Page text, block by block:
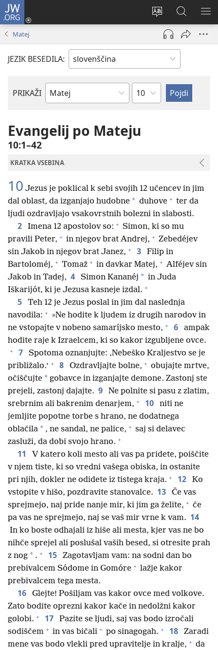
JW.ORG
Spremeni
jezik
spletnega
mesta
Prijava
(odpre
okno)
Iskanje
po
JW.ORG
Matej
JEZIK BESEDILA:
PRIKAŽI
Po
knjigi
Poglavje
Evangelij po Mateju
10:1–42
KRATKA VSEBINA
10 Jezus je poklical k sebi svojih 12 učencev in jim
dal oblast, da izganjajo hudobne * duhove + ter da
ljudi ozdravljajo vsakovrstnih bolezni in slabosti.
2 Imena 12 apostolov so: + Simon, ki so mu
pravili Peter, + in njegov brat Andrej, + Zebedéjev
sin Jakob in njegov brat Janez, + 3
Filip in
Bartoloméj, + Tomaž + in davkar Matej, + Alféjev sin
Jakob in Tadej, 4 Simon Kananéj * in Juda
Iškarijót, ki je Jezusa kasneje izdal. +
5
Teh 12 je Jezus poslal in jim dal naslednja
navodila: + »Ne hodite k ljudem iz drugih narodov in
ne vstopajte v nobeno samaríjsko mesto, + 6
ampak
hodite raje k Izraelcem, ki so kakor izgubljene ovce.
+ 7
Spotoma oznanjujte: ‚Nebeško Kraljestvo se je
približalo.‘ + 8 Ozdravljajte bolne, + obujajte mrtve,
očiščujte * gobavce in izganjajte demone. Zastonj ste
prejeli, zastonj dajajte. 9
Ne polnite si pasu z zlatim,
srebrnim ali bakrenim denarjem, + 10
niti ne
jemljite popotne torbe s hrano, ne dodatnega
oblačila * , ne sandal, ne palice, + saj si delavec
zasluži, da dobi svojo hrano. +
11
V katero koli mesto ali vas pa pridete, poiščite
v njem tiste, ki so vredni vašega obiska, in ostanite
pri njih, dokler ne odidete iz tistega kraja. + 12
Ko
vstopite v hišo, pozdravite stanovalce. 13
Če vas
sprejmejo, naj pride nanje mir, ki jim ga želite, + če
pa vas ne sprejmejo, naj se vaš mir vrne k vam. 14
In ko boste odhajali iz hiše ali mesta, kjer vas ne bo
nihče sprejel ali poslušal vaših besed, si otresite prah
z nog * . + 15
Zagotavljam vam: na sodni dan bo
prebivalcem Sódome in Gomóre + lažje kakor
prebivalcem tega mesta.
16
Glejte! Pošiljam vas kakor ovce med volkove.
Zato bodite oprezni kakor kače in nedolžni kakor
golobi. + 17
Pazite se ljudi, saj vas bodo izročali
sodiščem + in vas bičali + po sinagogah. + 18
Zaradi
mene vas bodo vlekli pred upravitelje in kralje, + da